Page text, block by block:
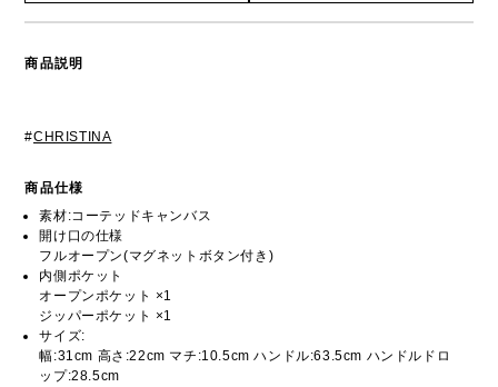
商品説明
#CHRISTINA
商品仕様
素材:コーテッドキャンバス
開け口の仕様
フルオープン(マグネットボタン付き)
内側ポケット
オープンポケット ×1
ジッパーポケット ×1
サイズ:
幅:31cm 高さ:22cm マチ:10.5cm ハンドル:63.5cm ハンドルドロ
ップ:28.5cm